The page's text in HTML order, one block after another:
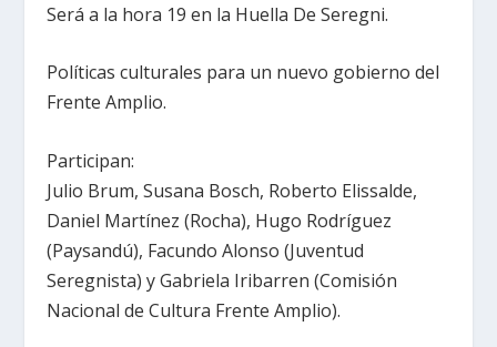
Será a la hora 19 en la Huella De Seregni.
Políticas culturales para un nuevo gobierno del
Frente Amplio.
Participan:
Julio Brum, Susana Bosch, Roberto Elissalde,
Daniel Martínez (Rocha), Hugo Rodríguez
(Paysandú), Facundo Alonso (Juventud
Seregnista) y Gabriela Iribarren (Comisión
Nacional de Cultura Frente Amplio).